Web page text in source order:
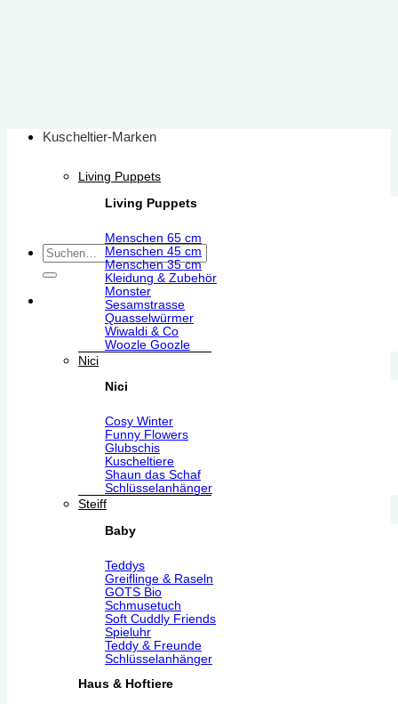
Suchen
nach:
Kuscheltier-Marken
Living Puppets
Living Puppets
Menschen 65 cm
Menschen 45 cm
Menschen 35 cm
Kleidung & Zubehör
Monster
Sesamstrasse
Quasselwürmer
Wiwaldi & Co
Woozle Goozle
Nici
Nici
Cosy Winter
Funny Flowers
Glubschis
Kuscheltiere
Shaun das Schaf
Schlüsselanhänger
Steiff
Baby
Teddys
Greiflinge & Raseln
GOTS Bio
Schmusetuch
Soft Cuddly Friends
Spieluhr
Teddy & Freunde
Schlüsselanhänger
Haus & Hoftiere